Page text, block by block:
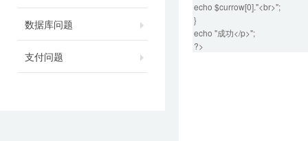
数据库问题
支付问题
echo $currow[0]."<br>";
}
echo "成功</p>";
?>